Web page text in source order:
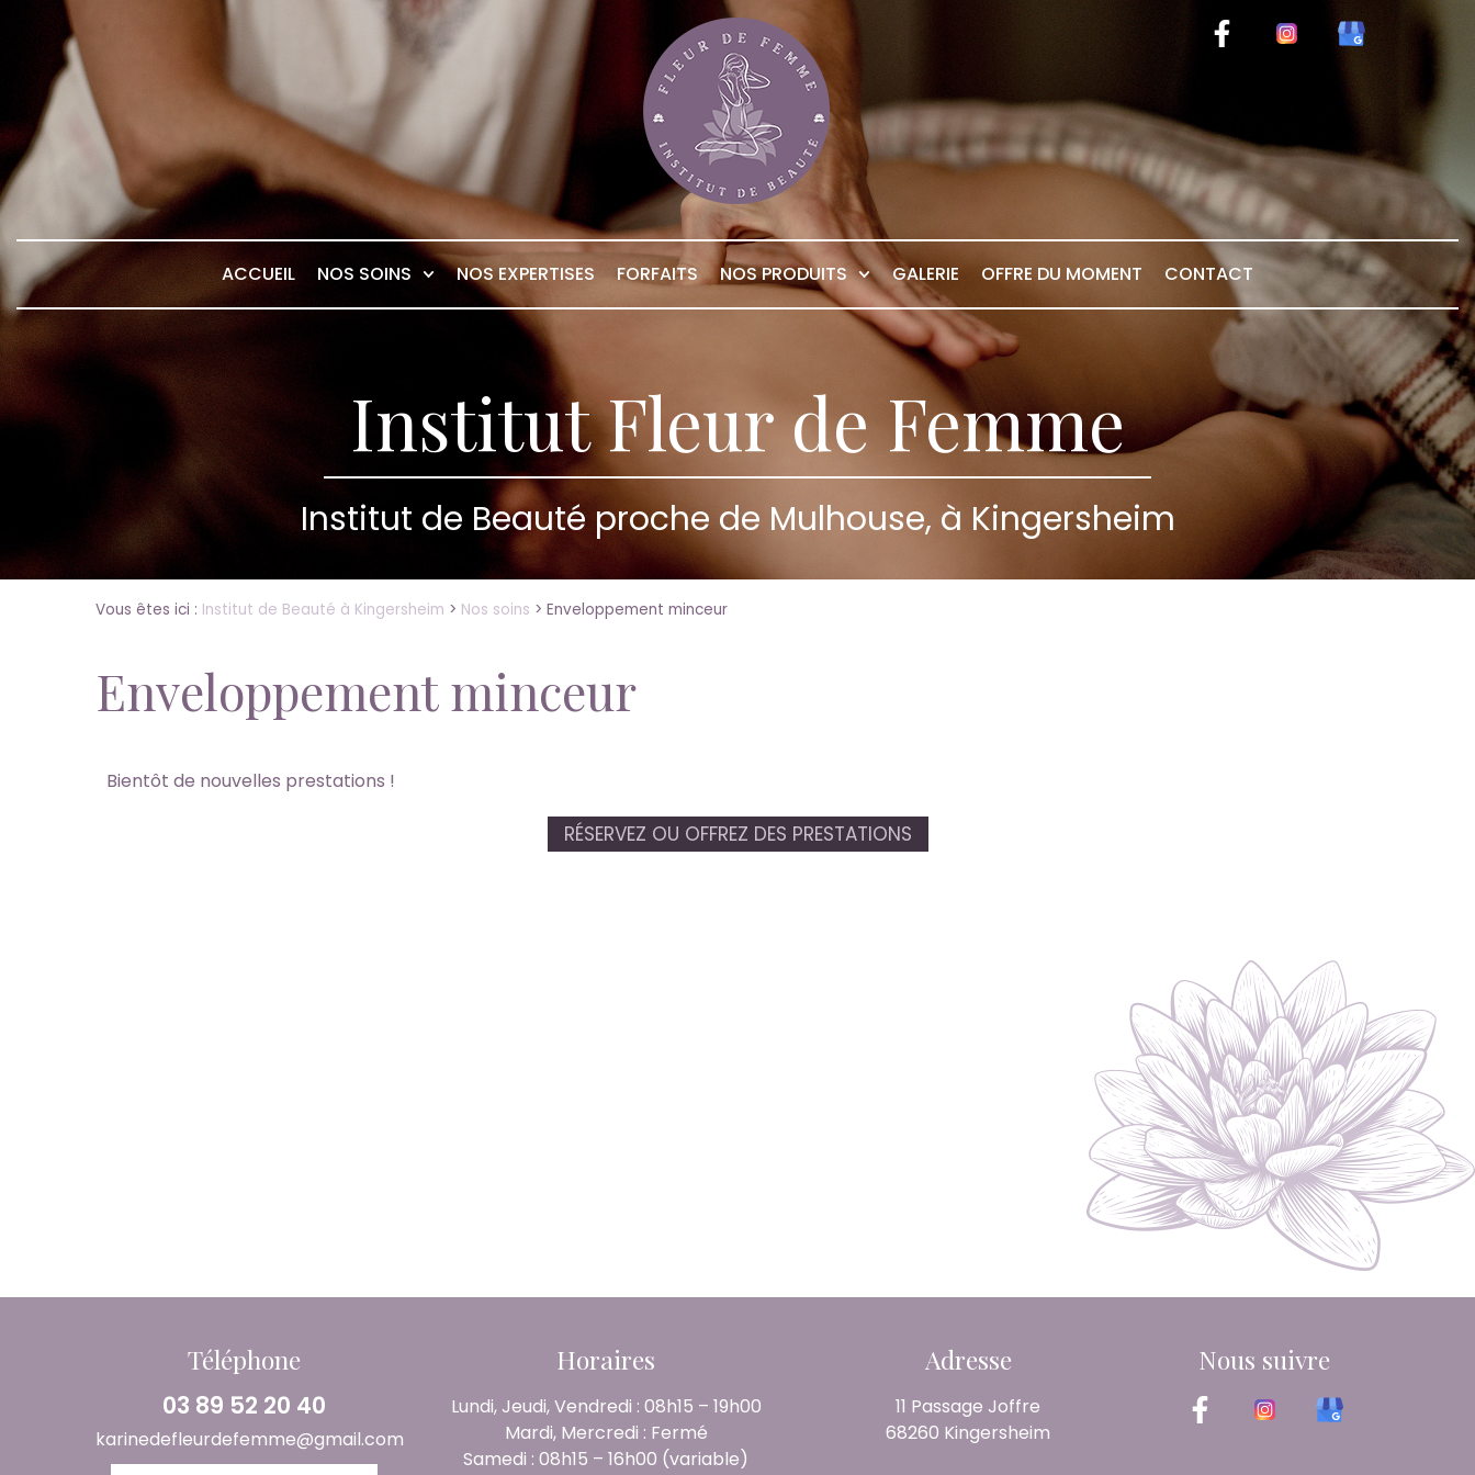
ACCUEIL NOS SOINS NOS EXPERTISES FORFAITS NOS PRODUITS GALERIE OFFRE DU MOMENT CONTACT
Institut Fleur de Femme
Institut de Beauté proche de Mulhouse, à Kingersheim
Vous êtes ici : Institut de Beauté à Kingersheim > Nos soins > Enveloppement minceur
Enveloppement minceur
Bientôt de nouvelles prestations !
RÉSERVEZ OU OFFREZ DES PRESTATIONS
Téléphone
03 89 52 20 40
karinedefleurdefemme@gmail.com
Horaires
Lundi, Jeudi, Vendredi : 08h15 – 19h00
Mardi, Mercredi : Fermé
Samedi : 08h15 – 16h00 (variable)
Adresse
11 Passage Joffre
68260 Kingersheim
Nous suivre